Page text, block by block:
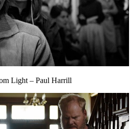
Light – Paul Harrill